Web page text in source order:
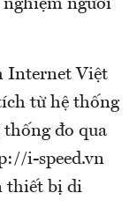
người
Internet Việt
từ hệ thống
đo qua
i-speed.vn
thiết bị di